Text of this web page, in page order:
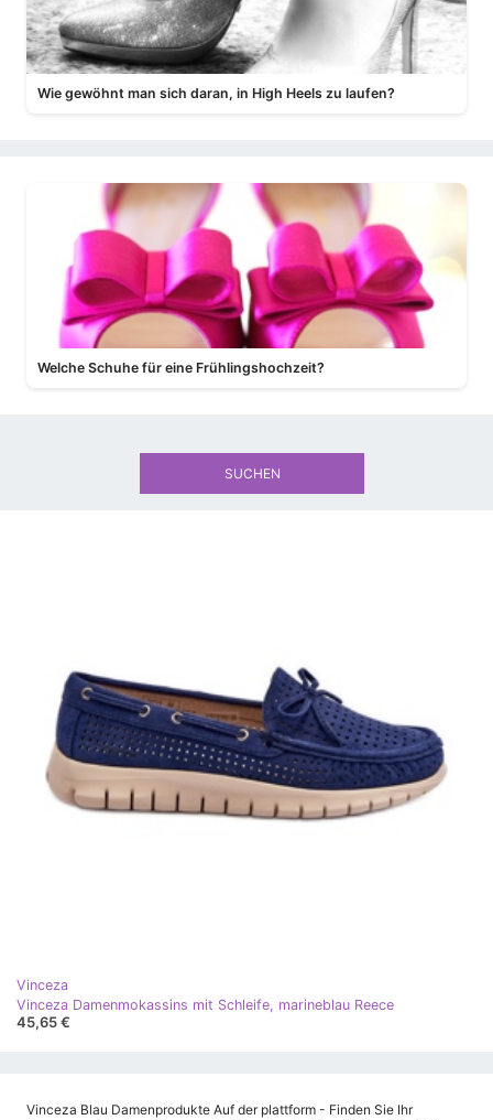
Wie gewöhnt man sich daran, in High Heels zu laufen?
Welche Schuhe für eine Frühlingshochzeit?
Vinceza
Vinceza Damenmokassins mit Schleife, marineblau Reece
45,65 €
Vinceza Blau Damenprodukte Auf der plattform - Finden Sie Ihr
SUCHEN